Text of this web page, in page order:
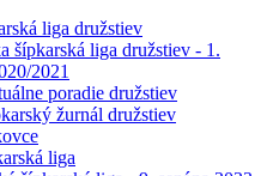
liga družstiev
šípkarská liga družstiev - 1.
2021
poradie družstiev
žurnál družstiev
liga